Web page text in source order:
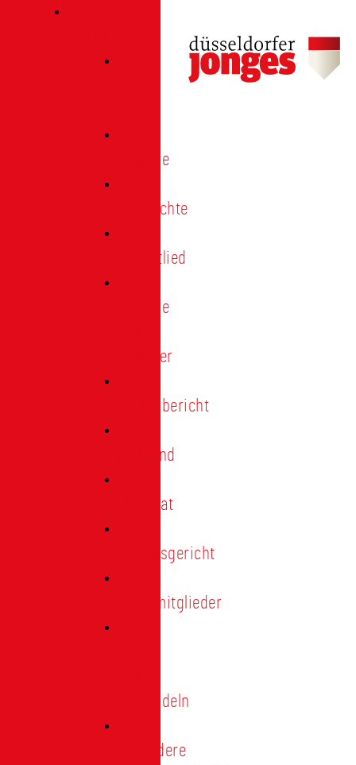
Termine
Geschichte
Heimatlied
Freunde
Förderer
Jahresbericht
Vorstand
Ehrenrat
Schiedsgericht
Ehrenmitglieder
Treunadeln
Besondere